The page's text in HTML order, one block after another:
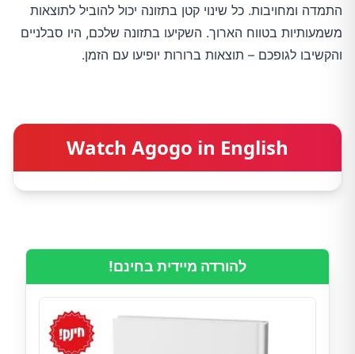
התמדה ומחויבות. כל שינוי קטן בתזונה יכול להוביל לתוצאות
משמעותיות בטווח הארוך. השקיעו בתזונה שלכם, היו סבלניים
והקשיבו לגופכם – תוצאות ברורות יופיעו עם הזמן.
Watch Agogo in English
להורדה מיידית בחינם!